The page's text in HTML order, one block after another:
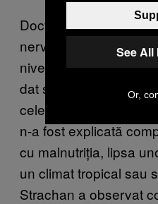
Doctorii au sugerat
nervii optici erau
nivelurile scăzute de
dat seama că
cele ale sindromului
n-a fost explicată
cu malnutriția, lipsa
un climat tropical sau
Strachan a observat
See All
Or,